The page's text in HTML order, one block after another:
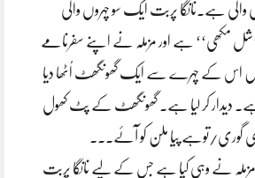
والی ہے۔نانگا پربت ایک سو چہروں والی
مکھی‘‘ ہے اور مزملہ نے اپنے سفرنامے
اس کے چہرے سے ایک گھونگھٹ اُٹھا دیا
دیدار کر لیا ہے۔ گھونگھٹ کے پٹ کھول
گوری/توہے پیا ملن کو آئے۔۔۔
مزملہ نے وہی کیا ہے جس کے لیے نانگا پربت